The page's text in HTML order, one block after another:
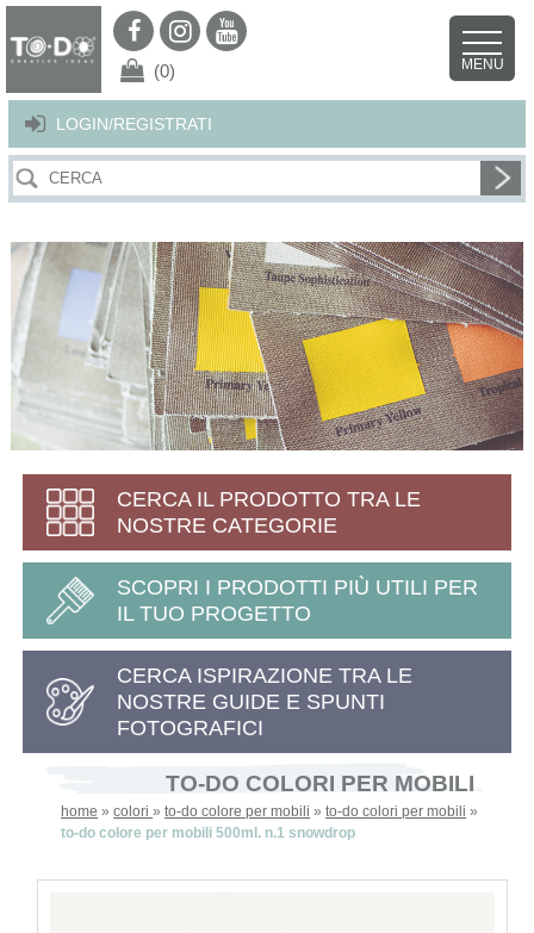
Per offrirti il miglior servizio possibile questo sito utilizza i cookies.
Continuando la navigazione nel sito autorizzi l’uso dei cookies. Per ulteriori
LOGIN/REGISTRATI
(0) MENU
CERCA IL PRODOTTO TRA LE
NOSTRE CATEGORIE
SCOPRI I PRODOTTI PIÙ UTILI PER
IL TUO PROGETTO
CERCA ISPIRAZIONE TRA LE
NOSTRE GUIDE E SPUNTI
FOTOGRAFICI
TO-DO COLORI PER MOBILI
home »colori»to-do colore per mobili »to-do colori per mobili »
to-do colore per mobili 500ml. n.1 snowdrop